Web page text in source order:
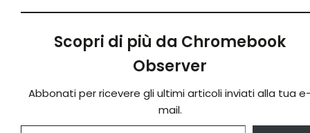
Scopri di più da Chromebook
Observer
Abbonati per ricevere gli ultimi articoli inviati alla tua
mail.
Digita la tua e-mail...